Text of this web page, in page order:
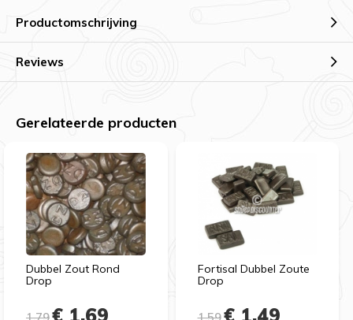
Productomschrijving
Reviews
Gerelateerde producten
Dubbel Zout Rond
Drop
Fortisal Dubbel Zoute
Drop